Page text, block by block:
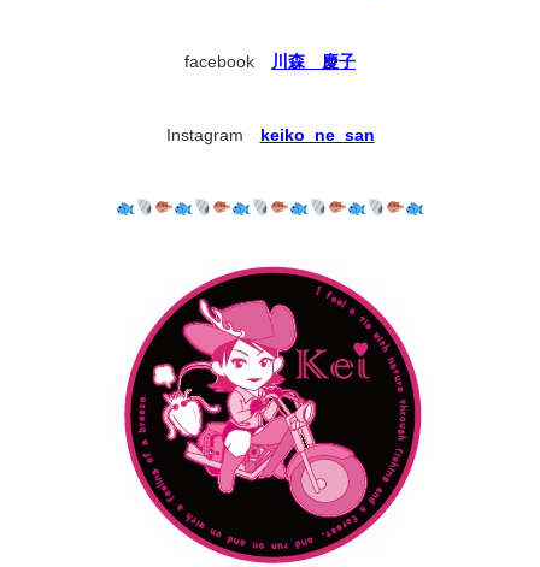
facebook 川森 慶子
Instagram keiko_ne_san